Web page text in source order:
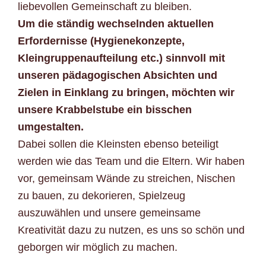
liebevollen Gemeinschaft zu bleiben.
Um die ständig wechselnden aktuellen
Erfordernisse (Hygienekonzepte,
Kleingruppenaufteilung etc.) sinnvoll mit
unseren pädagogischen Absichten und
Zielen in Einklang zu bringen, möchten wir
unsere Krabbelstube ein bisschen
umgestalten.
Dabei sollen die Kleinsten ebenso beteiligt
werden wie das Team und die Eltern. Wir haben
vor, gemeinsam Wände zu streichen, Nischen
zu bauen, zu dekorieren, Spielzeug
auszuwählen und unsere gemeinsame
Kreativität dazu zu nutzen, es uns so schön und
geborgen wir möglich zu machen.